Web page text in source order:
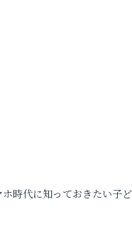
時代に知っておきたい子